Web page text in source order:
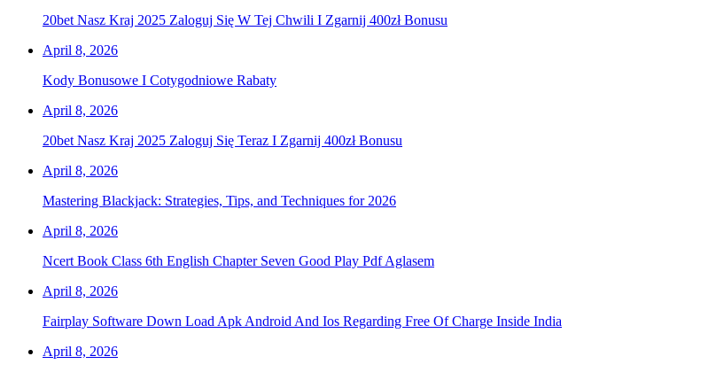
20bet Nasz Kraj 2025 Zaloguj Się W Tej Chwili I Zgarnij 400zł Bonusu
April 8, 2026
Kody Bonusowe I Cotygodniowe Rabaty
April 8, 2026
20bet Nasz Kraj 2025 Zaloguj Się Teraz I Zgarnij 400zł Bonusu
April 8, 2026
Mastering Blackjack: Strategies, Tips, and Techniques for 2026
April 8, 2026
Ncert Book Class 6th English Chapter Seven Good Play Pdf Aglasem
April 8, 2026
Fairplay Software Down Load Apk Android And Ios Regarding Free Of Charge Inside India
April 8, 2026